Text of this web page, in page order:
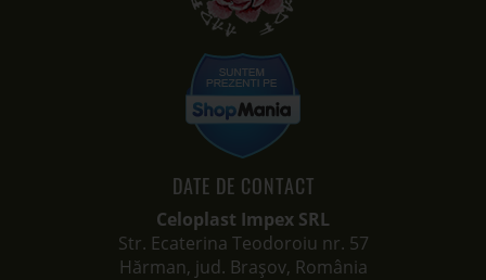
DATE DE CONTACT
Celoplast Impex SRL
Str. Ecaterina Teodoroiu nr. 57
Hărman, jud. Brașov, România